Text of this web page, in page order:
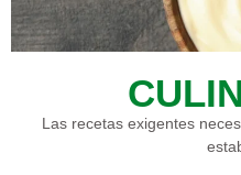
Las recetas exigentes